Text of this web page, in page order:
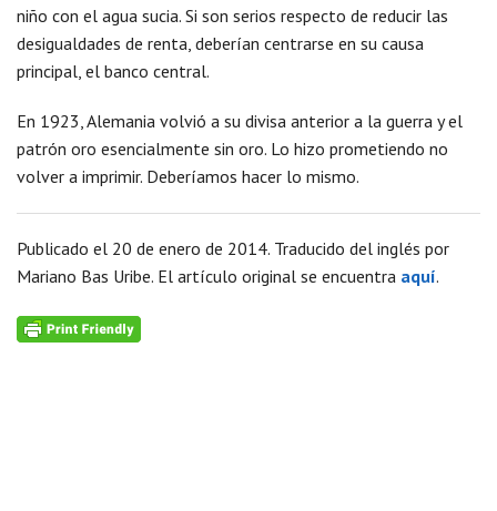
niño con el agua sucia. Si son serios respecto de reducir las
desigualdades de renta, deberían centrarse en su causa
principal, el banco central.
En 1923, Alemania volvió a su divisa anterior a la guerra y el
patrón oro esencialmente sin oro. Lo hizo prometiendo no
volver a imprimir. Deberíamos hacer lo mismo.
Publicado el 20 de enero de 2014. Traducido del inglés por
Mariano Bas Uribe. El artículo original se encuentra aquí.